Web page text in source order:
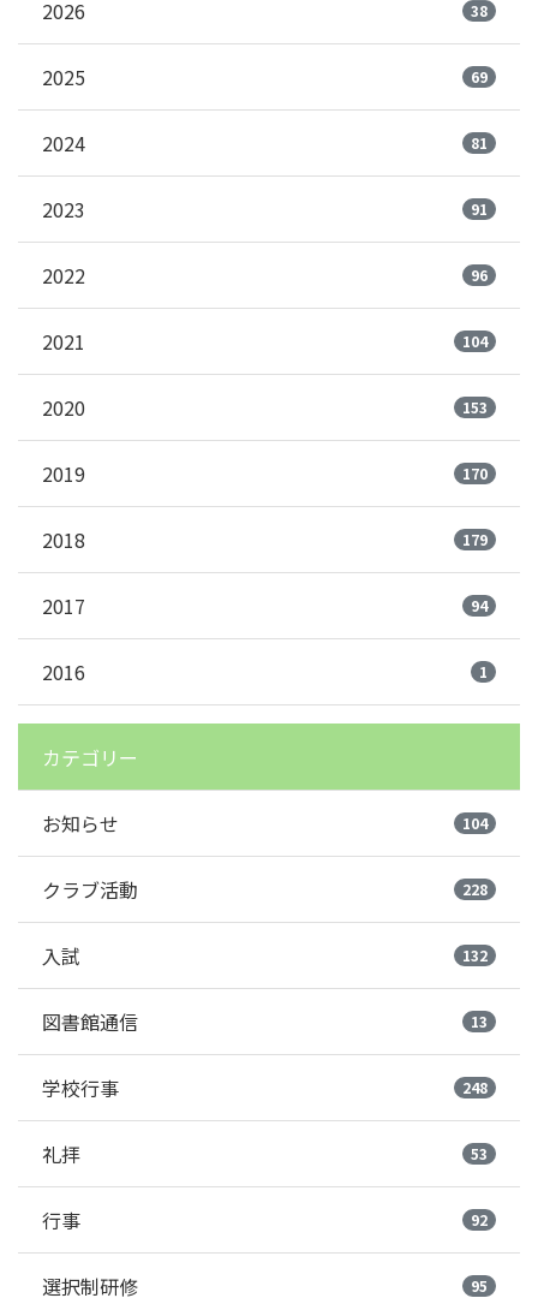
2026 38
2025 69
2024 81
2023 91
2022 96
2021 104
2020 153
2019 170
2018 179
2017 94
2016 1
カテゴリー
お知らせ 104
クラブ活動 228
入試 132
図書館通信 13
学校行事 248
礼拝 53
行事 92
選択制研修 95